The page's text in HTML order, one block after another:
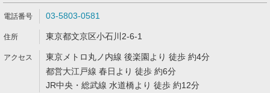
03-5803-0581
東京都文京区小石川2-6-1
東京メトロ丸ノ内線 後楽園より 徒歩 約4分
都営大江戸線 春日より 徒歩 約6分
JR中央・総武線 水道橋より 徒歩 約12分